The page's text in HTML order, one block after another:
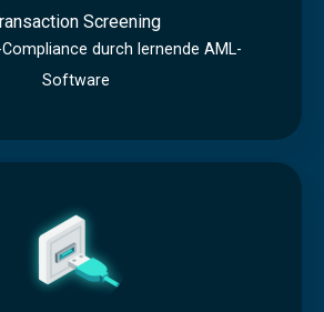
o
n
i
i
n
a
c
n
S
Screening
durch lernende AML-
Software
P
I